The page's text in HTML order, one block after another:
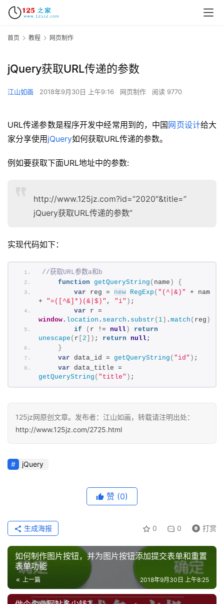
首
教
程
设
计
专
首页 教程 网页制作
jQuery获取URL传递的参数
江山如画 2018年9月30日 上午9:16 网页制作 阅读 9770
URL传递参数是程序开发中经常用到的，中国 网页设计给大
家分享使用 jQuery如何获取URL传递的参数。
例如要获取下面URL地址中的参数:
http://www.125jz.com?id=”2020″&title=”
jQuery获取URL传递的参数”
实现代码如下：
//获取URL参数a和b
function
getQueryString ( name )
{
var reg = new RegExp ( "(^|&)"
+ name
+ "=([^&]*)(&|$)" , "i" ) ;
var
window . location . search . substr ( 1 ) . match ( reg )
if
( r != null )
return
unescape ( r 2 ) ; return null;
}
var data_id = getQueryString ( "id" ) ;
var
getQueryString ( "title" ) ;
125jz网原创文章。发布者：江山如画，转载请注明出处：
http://www.125jz.com/2725.html
jQuery
赞 (0)
0 0 打赏
生成海报
如何制作图片按钮，并为图片按钮添加提交表单和重置
表单功能
上一篇 2018年9月30日 上午8:25